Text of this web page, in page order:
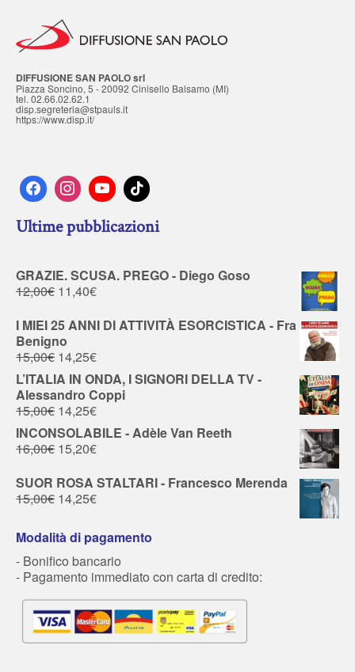
DIFFUSIONE SAN PAOLO srl
Piazza Soncino, 5 - 20092 Cinisello Balsamo (MI)
tel. 02.66.02.62.1
disp.segreteria@stpauls.it
https://www.disp.it/
Ultime pubblicazioni
GRAZIE. SCUSA. PREGO - Diego Goso
12,00€ 11,40€
I MIEI 25 ANNI DI ATTIVITÀ ESORCISTICA - Fra
Benigno
15,00€ 14,25€
L’ITALIA IN ONDA, I SIGNORI DELLA TV -
Alessandro Coppi
15,00€ 14,25€
INCONSOLABILE - Adèle Van Reeth
16,00€ 15,20€
SUOR ROSA STALTARI - Francesco Merenda
15,00€ 14,25€
Modalità di pagamento
- Bonifico bancario
- Pagamento immediato con carta di credito: